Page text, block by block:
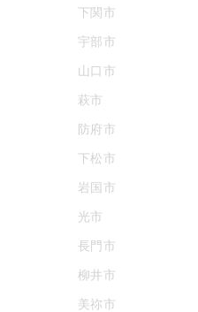
下関市
宇部市
山口市
萩市
防府市
下松市
岩国市
光市
長門市
柳井市
美祢市